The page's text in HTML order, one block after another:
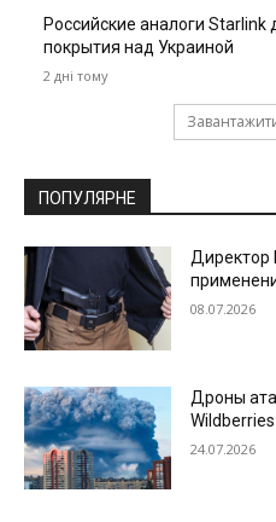
Российские аналоги Starlink
покрытия над Украиной
2 дні тому
ПОПУЛЯРНЕ
Директор
08.07.2026
Дроны
Wildberries
24.07.2026